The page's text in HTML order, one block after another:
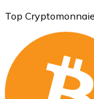
Top